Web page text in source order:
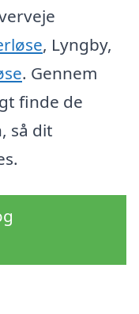
, Lyngby,
. Gennem
finde de
så dit